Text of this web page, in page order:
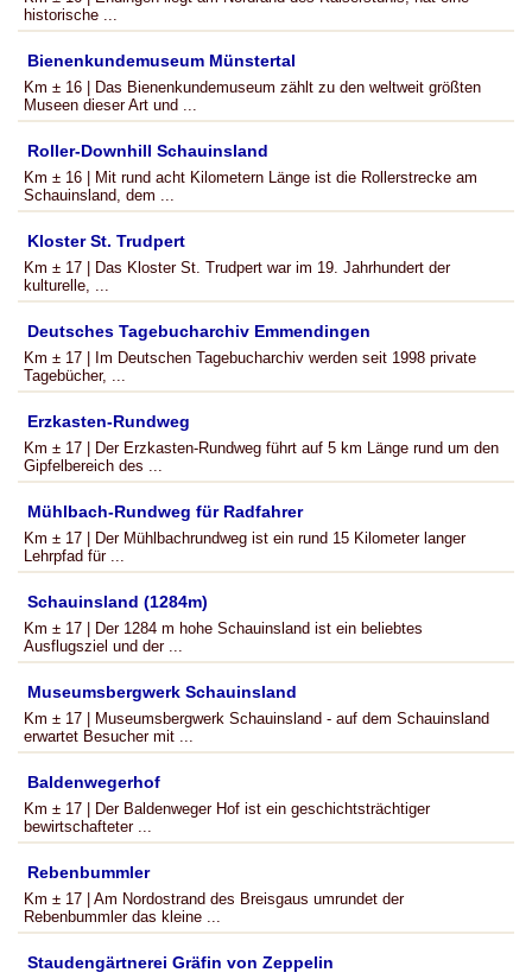
historische ...
Bienenkundemuseum Münstertal
Km ± 16 | Das Bienenkundemuseum zählt zu den weltweit größten
Museen dieser Art und ...
Roller-Downhill Schauinsland
Km ± 16 | Mit rund acht Kilometern Länge ist die Rollerstrecke am
Schauinsland, dem ...
Kloster St. Trudpert
Km ± 17 | Das Kloster St. Trudpert war im 19. Jahrhundert der
kulturelle, ...
Deutsches Tagebucharchiv Emmendingen
Km ± 17 | Im Deutschen Tagebucharchiv werden seit 1998 private
Tagebücher, ...
Erzkasten-Rundweg
Km ± 17 | Der Erzkasten-Rundweg führt auf 5 km Länge rund um den
Gipfelbereich des ...
Mühlbach-Rundweg für Radfahrer
Km ± 17 | Der Mühlbachrundweg ist ein rund 15 Kilometer langer
Lehrpfad für ...
Schauinsland (1284m)
Km ± 17 | Der 1284 m hohe Schauinsland ist ein beliebtes
Ausflugsziel und der ...
Museumsbergwerk Schauinsland
Km ± 17 | Museumsbergwerk Schauinsland - auf dem Schauinsland
erwartet Besucher mit ...
Baldenwegerhof
Km ± 17 | Der Baldenweger Hof ist ein geschichtsträchtiger
bewirtschafteter ...
Rebenbummler
Km ± 17 | Am Nordostrand des Breisgaus umrundet der
Rebenbummler das kleine ...
Staudengärtnerei Gräfin von Zeppelin